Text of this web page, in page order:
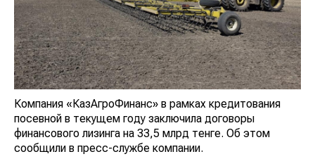
Компания «КазАгроФинанс» в рамках кредитования
посевной в текущем году заключила договоры
финансового лизинга на 33,5 млрд тенге. Об этом
сообщили в пресс-службе компании.